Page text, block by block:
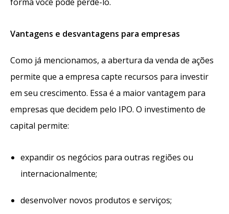
Vantagens e desvantagens para empresas
Como já mencionamos, a abertura da venda de ações
permite que a empresa capte recursos para investir
em seu crescimento. Essa é a maior vantagem para
empresas que decidem pelo IPO. O investimento de
capital permite:
expandir os negócios para outras regiões ou
internacionalmente;
desenvolver novos produtos e serviços;